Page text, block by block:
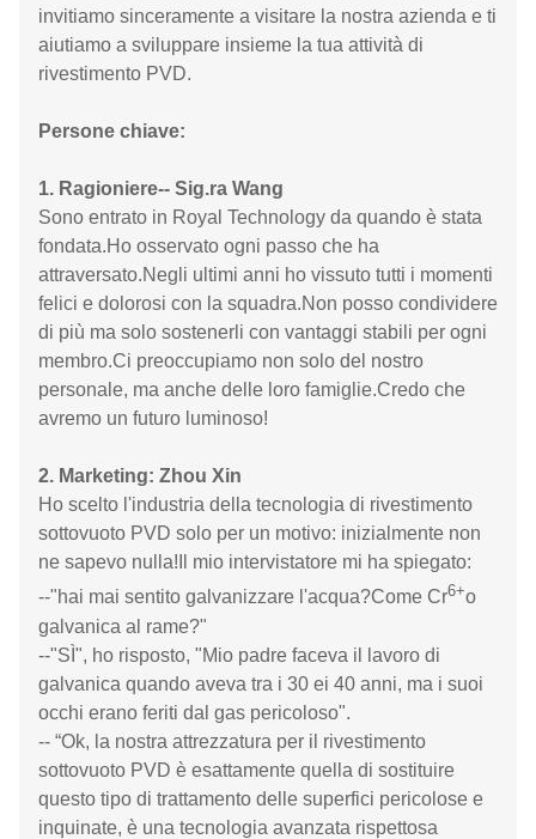
invitiamo sinceramente a visitare la nostra azienda e ti
aiutiamo a sviluppare insieme la tua attività di
rivestimento PVD.
Persone chiave:
1. Ragioniere-- Sig.ra Wang
Sono entrato in Royal Technology da quando è stata
fondata.Ho osservato ogni passo che ha
attraversato.Negli ultimi anni ho vissuto tutti i momenti
felici e dolorosi con la squadra.Non posso condividere
di più ma solo sostenerli con vantaggi stabili per ogni
membro.Ci preoccupiamo non solo del nostro
personale, ma anche delle loro famiglie.Credo che
avremo un futuro luminoso!
2. Marketing: Zhou Xin
Ho scelto l'industria della tecnologia di rivestimento
sottovuoto PVD solo per un motivo: inizialmente non
ne sapevo nulla!Il mio intervistatore mi ha spiegato:
--"hai mai sentito galvanizzare l'acqua?Come Cr6+o
galvanica al rame?"
--"SÌ", ho risposto, "Mio padre faceva il lavoro di
galvanica quando aveva tra i 30 ei 40 anni, ma i suoi
occhi erano feriti dal gas pericoloso".
-- “Ok, la nostra attrezzatura per il rivestimento
sottovuoto PVD è esattamente quella di sostituire
questo tipo di trattamento delle superfici pericolose e
inquinate, è una tecnologia avanzata rispettosa